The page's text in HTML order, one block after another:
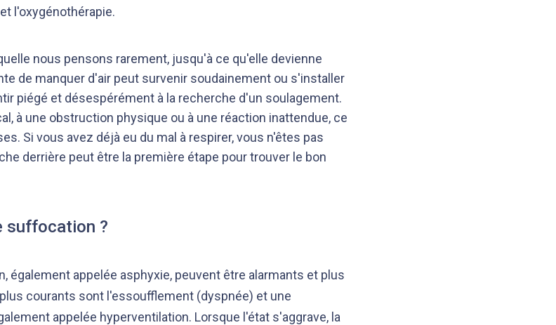
l'oxygénothérapie.
nous pensons rarement, jusqu'à ce qu'elle devienne
de manquer d'air peut survenir soudainement ou s'installer
piégé et désespérément à la recherche d'un soulagement.
à une obstruction physique ou à une réaction inattendue, ce
Si vous avez déjà eu du mal à respirer, vous n'êtes pas
derrière peut être la première étape pour trouver le bon
suffocation ?
également appelée asphyxie, peuvent être alarmants et plus
courants sont l'essoufflement (dyspnée) et une
appelée hyperventilation. Lorsque l'état s'aggrave, la